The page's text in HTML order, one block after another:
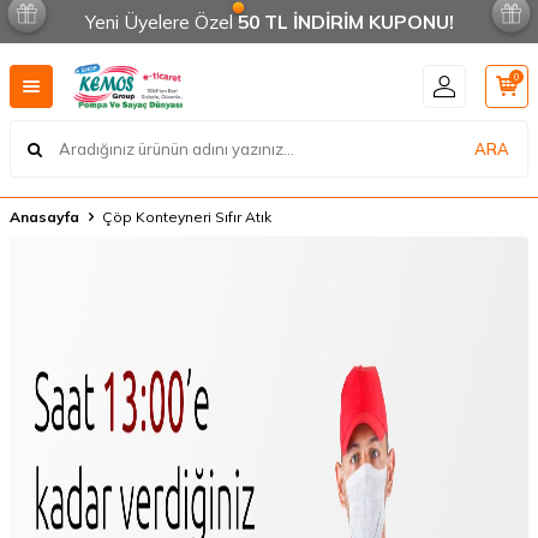
Yeni Üyelere Özel 50 TL İNDİRİM KUPONU!
ARA
0
Anasayfa Çöp Konteyneri Sıfır Atık